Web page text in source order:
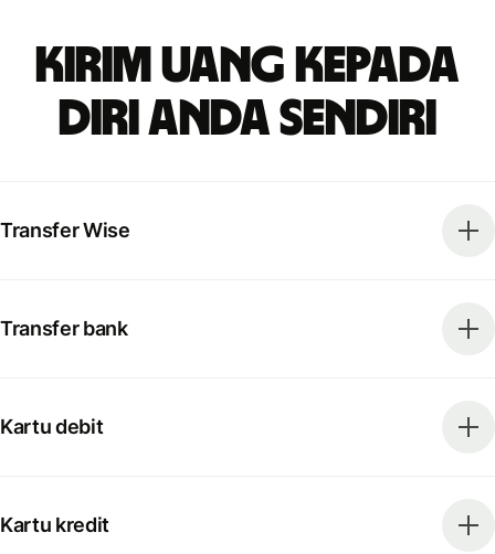
Kirim uang kepada
diri Anda sendiri
Transfer Wise
Transfer bank
Kartu debit
Kartu kredit